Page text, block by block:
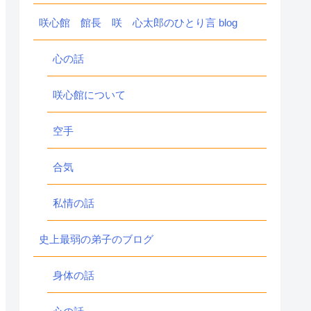
咲心館 館長 咲 心太郎のひとり言 blog
心の話
咲心館について
空手
合気
私情の話
史上最弱の弟子のブログ
身体の話